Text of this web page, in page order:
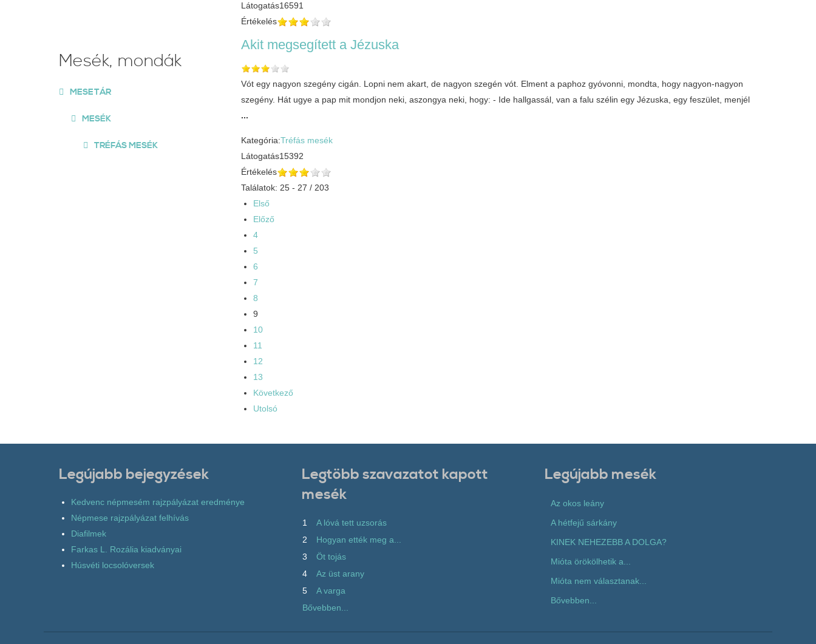
Látogatás16591
Értékelés
Akit megsegített a Jézuska
Vót egy nagyon szegény cigán. Lopni nem akart, de nagyon szegén vót. Elment a paphoz gyóvonni, mondta, hogy nagyon-nagyon
szegény. Hát ugye a pap mit mondjon neki, aszongya neki, hogy: - Ide hallgassál, van a falu szélin egy Jézuska, egy feszület, menjél
...
Kategória:Tréfás mesék
Látogatás15392
Értékelés
Találatok: 25 - 27 / 203
Első
Előző
4
5
6
7
8
9
10
11
12
13
Következő
Utolsó
Mesék, mondák
MESETÁR
MESÉK
TRÉFÁS MESÉK
Legújabb bejegyzések
Kedvenc népmesém rajzpályázat eredménye
Népmese rajzpályázat felhívás
Diafilmek
Farkas L. Rozália kiadványai
Húsvéti locsolóversek
Legtöbb szavazatot kapott
mesék
1
A lóvá tett uzsorás
2
Hogyan ették meg a...
3
Öt tojás
4
Az üst arany
5
A varga
Bővebben...
Legújabb mesék
Az okos leány
A hétfejű sárkány
KINEK NEHEZEBB A DOLGA?
Mióta örökölhetik a...
Mióta nem választanak...
Bővebben...